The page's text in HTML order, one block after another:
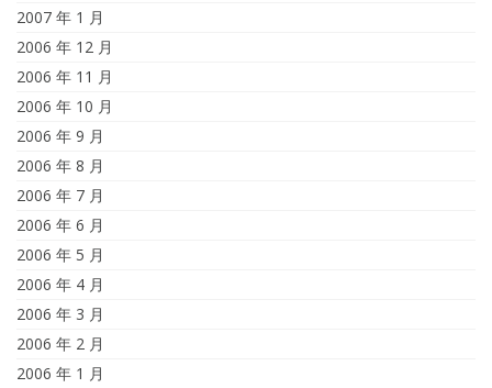
2007 年 1 月
2006 年 12 月
2006 年 11 月
2006 年 10 月
2006 年 9 月
2006 年 8 月
2006 年 7 月
2006 年 6 月
2006 年 5 月
2006 年 4 月
2006 年 3 月
2006 年 2 月
2006 年 1 月